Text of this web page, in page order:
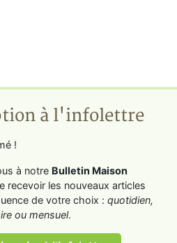
à l'infolettre
!
à notre Bulletin Maison
recevoir les nouveaux articles
de votre choix : quotidien,
ou mensuel.